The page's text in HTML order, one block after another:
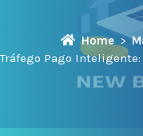
Home
Tráfego Pago Inteligente: